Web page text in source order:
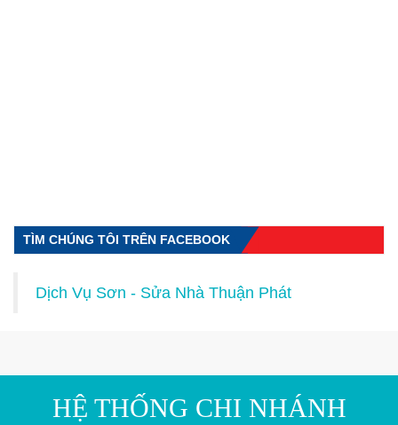
TÌM CHÚNG TÔI TRÊN FACEBOOK
Dịch Vụ Sơn - Sửa Nhà Thuận Phát
HỆ THỐNG CHI NHÁNH